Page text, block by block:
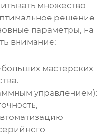
множество
решение
параметры, на
внимание:
мастерских
управлением):